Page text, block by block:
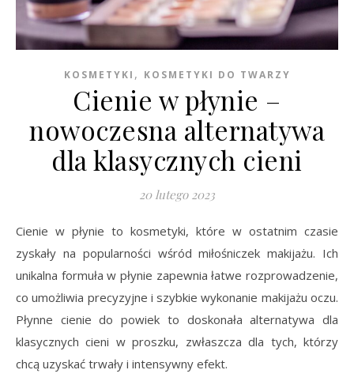
KOSMETYKI , KOSMETYKI DO TWARZY
Cienie w płynie –
nowoczesna alternatywa
dla klasycznych cieni
20 lutego 2023
Cienie w płynie to kosmetyki, które w ostatnim czasie
zyskały na popularności wśród miłośniczek makijażu. Ich
unikalna formuła w płynie zapewnia łatwe rozprowadzenie,
co umożliwia precyzyjne i szybkie wykonanie makijażu oczu.
Płynne cienie do powiek to doskonała alternatywa dla
klasycznych cieni w proszku, zwłaszcza dla tych, którzy
chcą uzyskać trwały i intensywny efekt.